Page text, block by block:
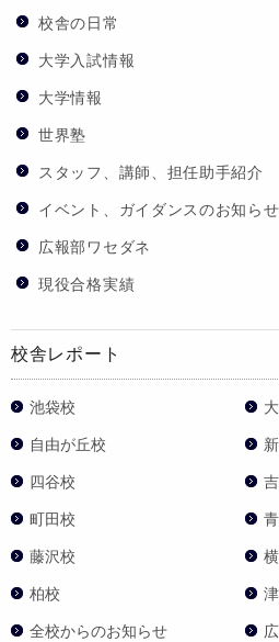
校舎の日常
大学入試情報
大学情報
世界塾
スタッフ、講師、担任助手紹介
イベント、ガイダンスのお知らせ
広報部ワセダネ
現役合格実績
校舎レポート
池袋校
自由が丘校
四谷校
町田校
藤沢校
柏校
全校からのお知らせ